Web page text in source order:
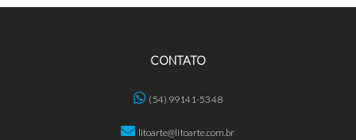
CONTATO
(54) 99141-5348
litoarte@litoarte.com.br